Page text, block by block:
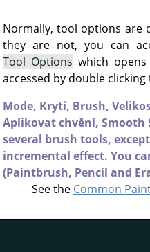
Normally, tool options are
they are not, you can
Tool Options which
accessed by double
Mode, Krytí, Brush,
Aplikovat chvění, Smooth
several brush tools,
incremental effect. You
(Paintbrush, Pencil and
See the Common